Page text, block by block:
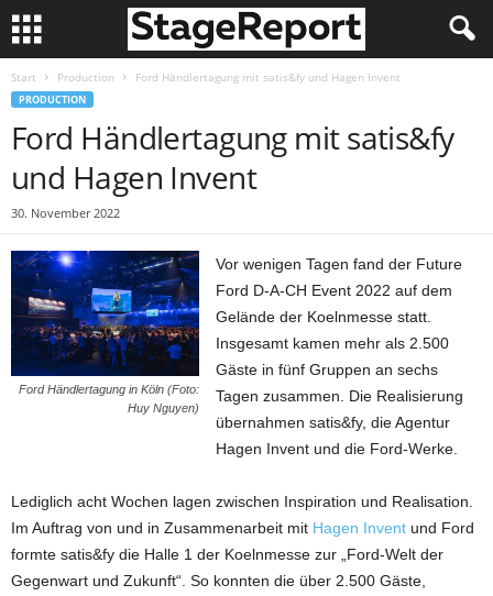
Start Production Ford Händlertagung mit satis&fy und Hagen Invent
PRODUCTION
Ford Händlertagung mit satis&fy
und Hagen Invent
30. November 2022
Ford Händlertagung in Köln (Foto:
Huy Nguyen)
Vor wenigen Tagen fand der Future
Ford D-A-CH Event 2022 auf dem
Gelände der Koelnmesse statt.
Insgesamt kamen mehr als 2.500
Gäste in fünf Gruppen an sechs
Tagen zusammen. Die Realisierung
übernahmen satis&fy, die Agentur
Hagen Invent und die Ford-Werke.
Lediglich acht Wochen lagen zwischen Inspiration und Realisation.
Im Auftrag von und in Zusammenarbeit mit Hagen Invent und Ford
formte satis&fy die Halle 1 der Koelnmesse zur „Ford-Welt der
Gegenwart und Zukunft“. So konnten die über 2.500 Gäste,